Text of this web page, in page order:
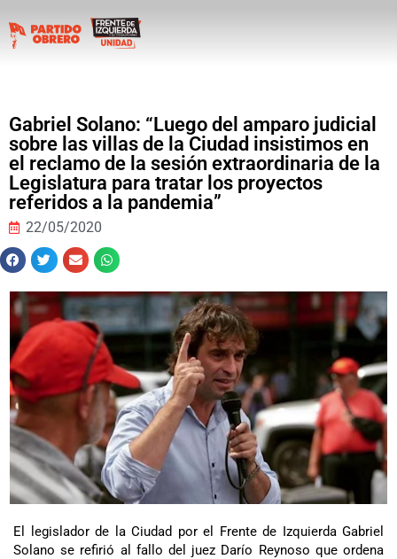
Gabriel Solano: “Luego del amparo judicial
sobre las villas de la Ciudad insistimos en
el reclamo de la sesión extraordinaria de la
Legislatura para tratar los proyectos
referidos a la pandemia”
22/05/2020
El legislador de la Ciudad por el Frente de Izquierda Gabriel
Solano se refirió al fallo del juez Darío Reynoso que ordena